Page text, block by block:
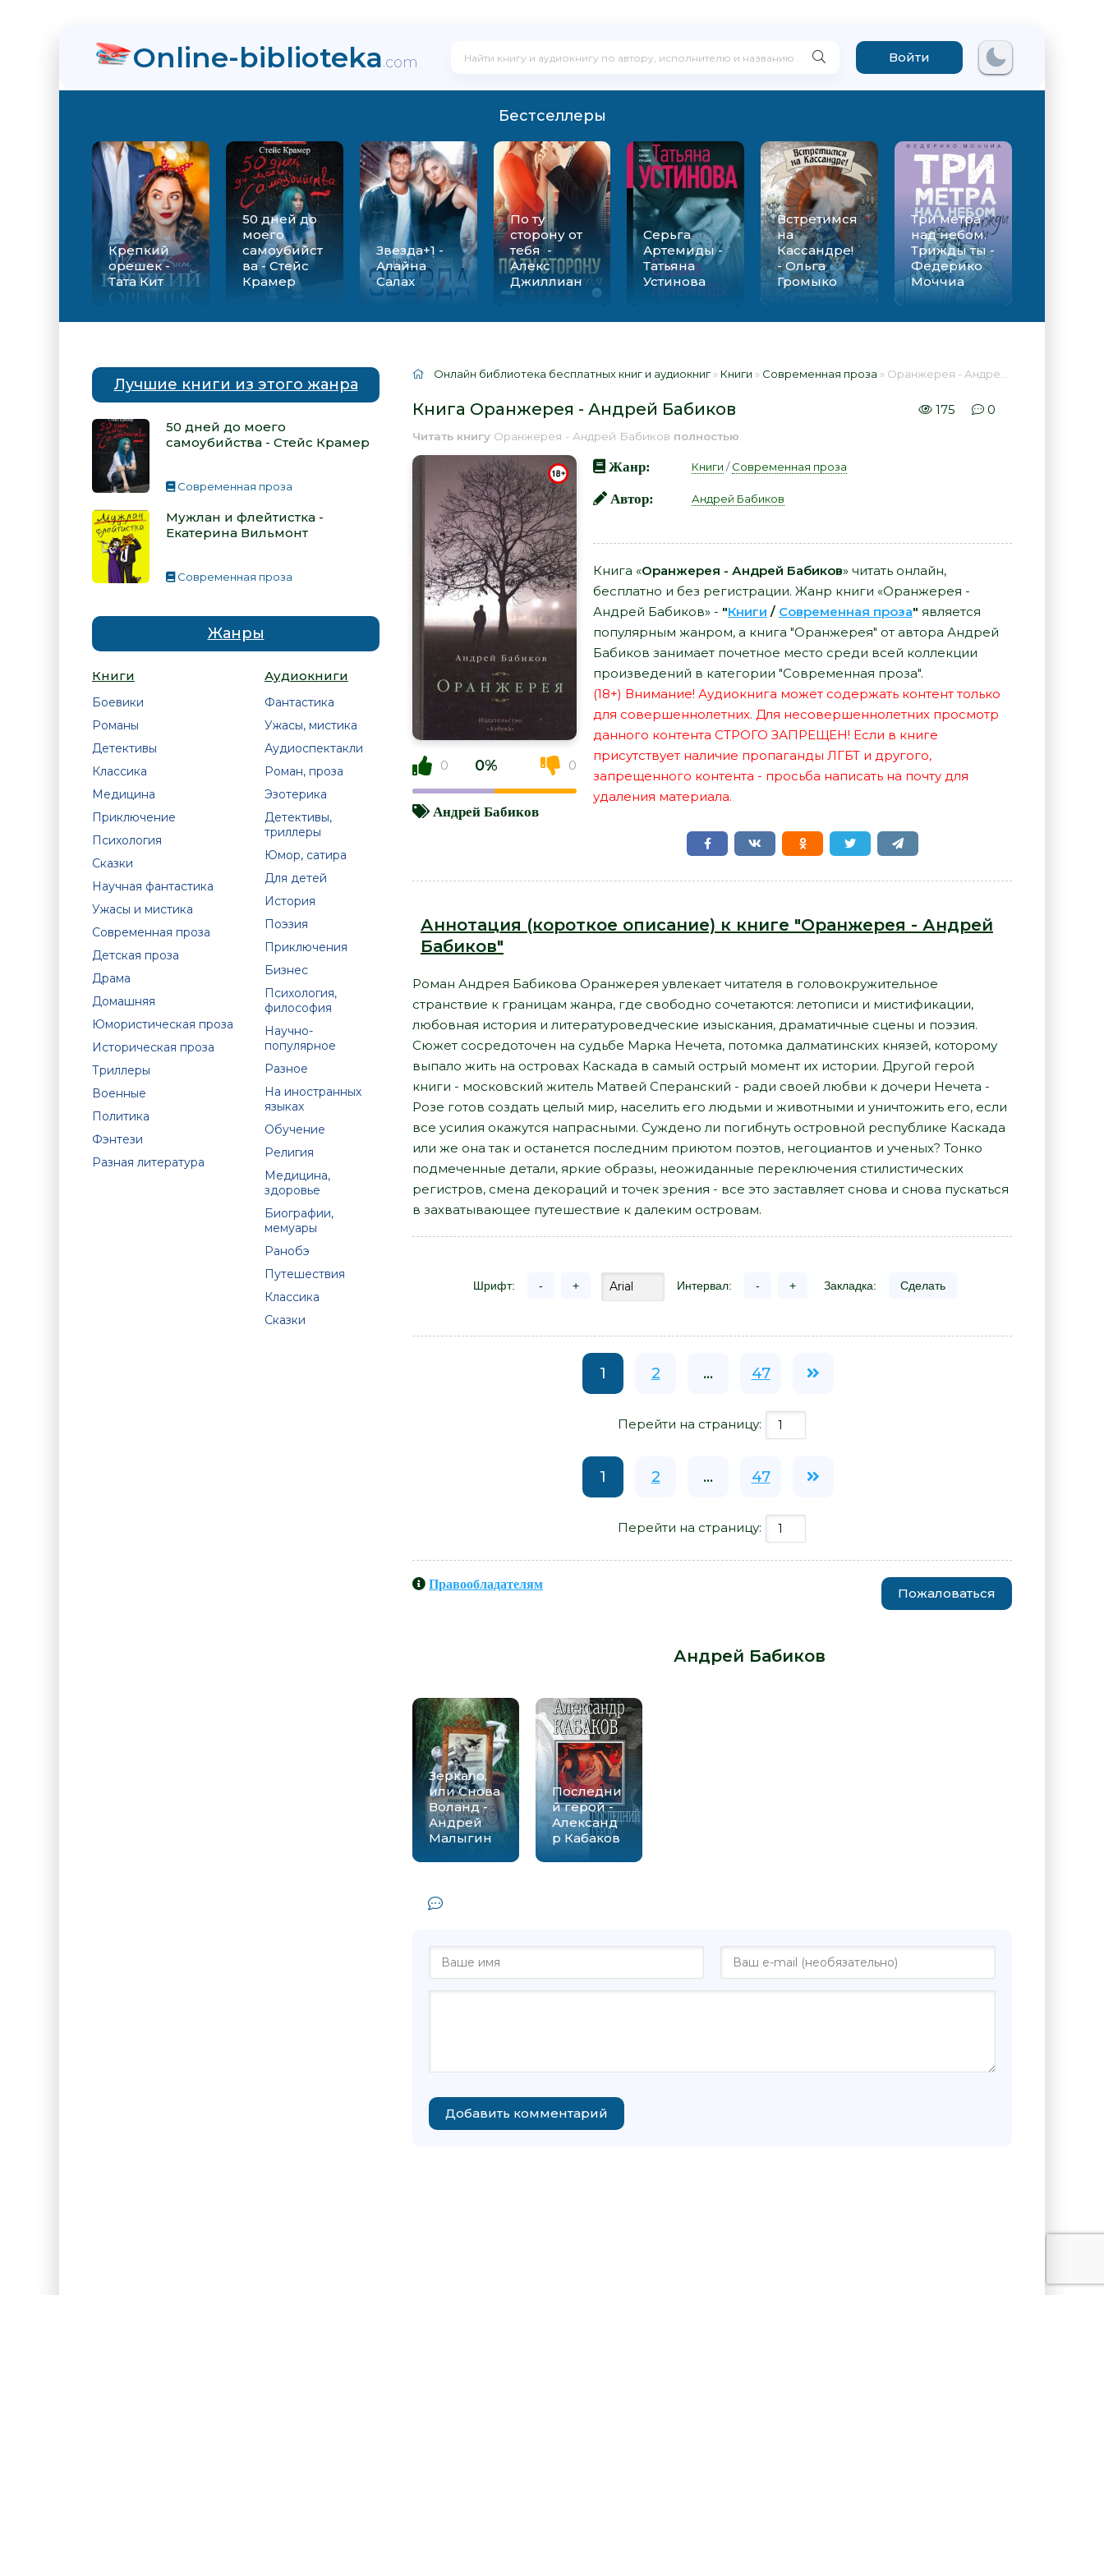
Online-biblioteka.com Войти
Бестселлеры
Крепкий
орешек -
Тата Кит
50 дней до
моего
самоубийст
ва - Стейс
Крамер
Звезда+1 -
Алайна
Салах
По ту
сторону от
тебя -
Алекс
Джиллиан
Серьга
Артемиды -
Татьяна
Устинова
Встретимся
на
Кассандре!
- Ольга
Громыко
Три метра
над небом.
Трижды ты -
Федерико
Моччиа
Лучшие книги из этого жанра
50 дней до моего
самоубийства - Стейс Крамер
Современная проза
Мужлан и флейтистка -
Екатерина Вильмонт
Современная проза
Жанры
Книги
Боевики
Романы
Детективы
Классика
Медицина
Приключение
Психология
Сказки
Научная фантастика
Ужасы и мистика
Современная проза
Детская проза
Драма
Домашняя
Юмористическая проза
Историческая проза
Триллеры
Военные
Политика
Фэнтези
Разная литература
Аудиокниги
Фантастика
Ужасы, мистика
Аудиоспектакли
Роман, проза
Эзотерика
Детективы,
триллеры
Юмор, сатира
Для детей
История
Поэзия
Приключения
Бизнес
Психология,
философия
Научно-
популярное
Разное
На иностранных
языках
Обучение
Религия
Медицина,
здоровье
Биографии,
мемуары
Ранобэ
Путешествия
Классика
Сказки
Онлайн библиотека бесплатных книг и аудиокниг » Книги » Современная проза » Оранжерея - Андрей Бабиков 📕 - Книга онлайн бесплатно
Книга Оранжерея - Андрей Бабиков 175 0
Читать книгу Оранжерея - Андрей Бабиков полностью
0 0% 0
Андрей Бабиков
Жанр: Книги /Современная проза
Автор: Андрей Бабиков
Книга «Оранжерея - Андрей Бабиков» читать онлайн,
бесплатно и без регистрации. Жанр книги «Оранжерея -
Андрей Бабиков» - "Книги / Современная проза" является
популярным жанром, а книга "Оранжерея" от автора Андрей
Бабиков занимает почетное место среди всей коллекции
произведений в категории "Современная проза".
(18+) Внимание! Аудиокнига может содержать контент только
для совершеннолетних. Для несовершеннолетних просмотр
данного контента СТРОГО ЗАПРЕЩЕН! Если в книге
присутствует наличие пропаганды ЛГБТ и другого,
запрещенного контента - просьба написать на почту для
удаления материала.
Аннотация (короткое описание) к книге "Оранжерея - Андрей
Бабиков"
Роман Андрея Бабикова Оранжерея увлекает читателя в головокружительное
странствие к границам жанра, где свободно сочетаются: летописи и мистификации,
любовная история и литературоведческие изыскания, драматичные сцены и поэзия.
Сюжет сосредоточен на судьбе Марка Нечета, потомка далматинских князей, которому
выпало жить на островах Каскада в самый острый момент их истории. Другой герой
книги - московский житель Матвей Сперанский - ради своей любви к дочери Нечета -
Розе готов создать целый мир, населить его людьми и животными и уничтожить его, если
все усилия окажутся напрасными. Суждено ли погибнуть островной республике Каскада
или же она так и останется последним приютом поэтов, негоциантов и ученых? Тонко
подмеченные детали, яркие образы, неожиданные переключения стилистических
регистров, смена декораций и точек зрения - все это заставляет снова и снова пускаться
в захватывающее путешествие к далеким островам.
Шрифт: - + Интервал: - + Закладка: Сделать
1 2 ... 47
Перейти на страницу:
1 2 ... 47
Перейти на страницу:
Правообладателям
Пожаловаться
Андрей Бабиков
Зеркало,
или Снова
Воланд -
Андрей
Малыгин
Последни
й герой -
Александ
р Кабаков
Добавить комментарий
Вильмонт